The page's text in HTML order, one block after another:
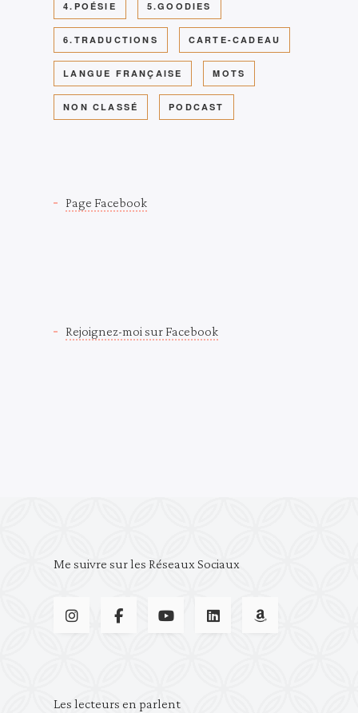
4.POÉSIE 5.GOODIES
6.TRADUCTIONS CARTE-CADEAU
LANGUE FRANÇAISE MOTS
NON CLASSÉ PODCAST
Page Facebook
Rejoignez-moi sur Facebook
Me suivre sur les Réseaux Sociaux
Les lecteurs en parlent